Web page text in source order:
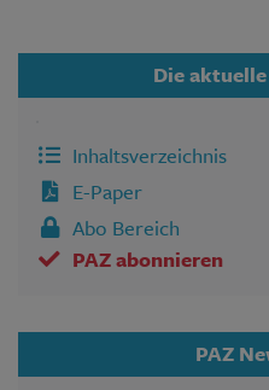
Die
Inhaltsverzeichnis
E-Paper
Abo Bereich
PAZ abonnieren
PAZ